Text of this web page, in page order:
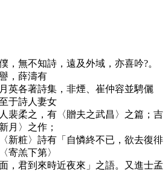
無不知詩，遠及外域，亦喜吟?。
，薛濤有
英各著詩集，非煙、崔仲容並騁儷
于詩人妻女
裴柔之，有〈贈夫之武昌〉之篇；吉
月〉之作；
新粧〉詩有「自憐終不已，欲去復徘
寄羔下第〉
，君到來時近夜來」之語。又進士孟